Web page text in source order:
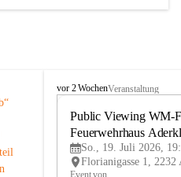
A
vor 2 WochenVeranstaltung
Public Viewing WM-
Feuerwehrhaus
So., 19. Juli 2026,
Event von